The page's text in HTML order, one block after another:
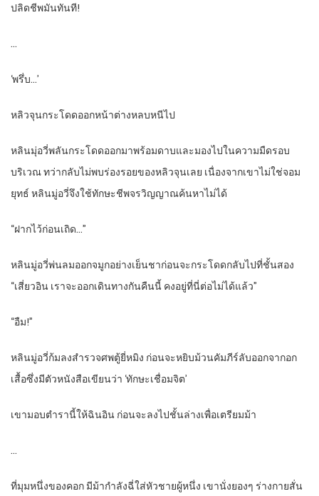
ปลิดชีพมันทันที!
…
‘พรึ่บ…’
หลิวจุนกระโดดออกหน้าต่างหลบหนีไป
หลินมุ่อวี่พลันกระโดดออกมาพร้อมดาบและมองไปในความมืดรอบ
บริเวณ ทว่ากลับไม่พบร่องรอยของหลิวจุนเลย เนื่องจากเขาไม่ใช่จอม
ยุทธ์ หลินมู่อวี่จึงใช้ทักษะชีพจรวิญญาณค้นหาไม่ได้
“ฝากไว้ก่อนเถิด…”
หลินมู่อวี่พ่นลมออกจมูกอย่างเย็นชาก่อนจะกระโดดกลับไปที่ชั้นสอง
“เสี่ยวอิน เราจะออกเดินทางกันคืนนี้ คงอยู่ที่นี่ต่อไม่ได้แล้ว”
“อืม!”
หลินมู่อวี่ก้มลงสำรวจศพตู้ยี่หมิง ก่อนจะหยิบม้วนคัมภีร์ลับออกจากอก
เสื้อซึ่งมีตัวหนังสือเขียนว่า ‘ทักษะเชื่อมจิต’
เขามอบตำรานี้ให้ฉินอิน ก่อนจะลงไปชั้นล่างเพื่อเตรียมม้า
…
ที่มุมหนึ่งของคอก มีม้ากำลังฉี่ใส่หัวชายผู้หนึ่ง เขานั่งยองๆ ร่างกายสั่น